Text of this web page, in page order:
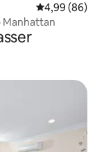
4,99 (86)
Manhattan